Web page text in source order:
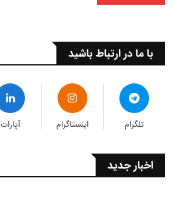
با ما در ارتباط باشید
تلگرام اینستاگرام آپارات
اخبار جدید